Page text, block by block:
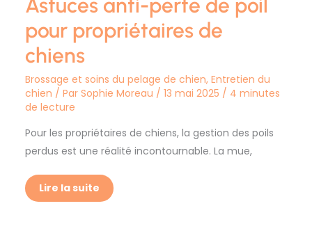
Astuces anti-perte de poil
pour propriétaires de
chiens
Brossage et soins du pelage de chien, Entretien du
chien / Par Sophie Moreau / 13 mai 2025 / 4 minutes
de lecture
Pour les propriétaires de chiens, la gestion des poils
perdus est une réalité incontournable. La mue,
Lire la suite